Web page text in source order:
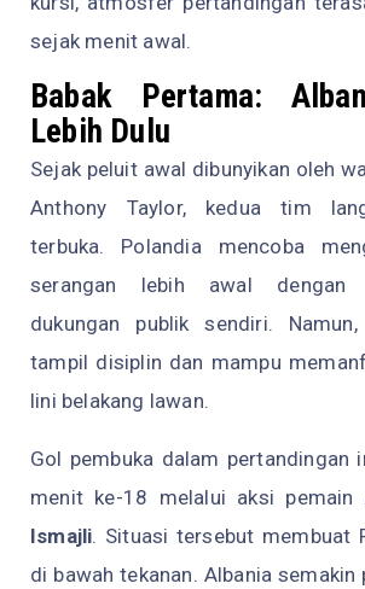
sejak menit awal.
Babak Pertama:
Lebih Dulu
Sejak peluit awal dibunyikan oleh
Anthony Taylor, kedua tim
terbuka. Polandia mencoba
serangan lebih awal dengan
dukungan publik sendiri.
tampil disiplin dan mampu
lini belakang lawan.
Gol pembuka dalam pertandingan
menit ke-18 melalui aksi pemain
Ismajli. Situasi tersebut membuat
di bawah tekanan. Albania semakin